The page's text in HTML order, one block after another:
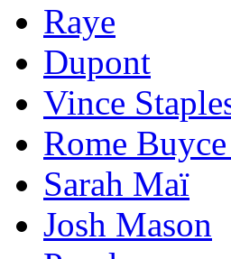
Raye
Dupont
Vince
Rome
Sarah Maï
Josh Mason